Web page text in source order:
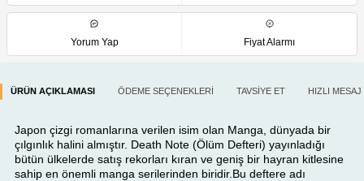
Yorum Yap Fiyat Alarmı
ÜRÜN AÇIKLAMASI ÖDEME SEÇENEKLERI TAVSIYE ET HIZLI MESAJ
Japon çizgi romanlarına verilen isim olan Manga, dünyada bir
çılgınlık halini almıştır. Death Note (Ölüm Defteri) yayınladığı
bütün ülkelerde satış rekorları kıran ve geniş bir hayran kitlesine
sahip en önemli manga serilerinden biridir.Bu deftere adı